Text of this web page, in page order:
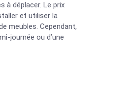
à déplacer. Le prix
et utiliser la
meubles. Cependant,
journée ou d’une